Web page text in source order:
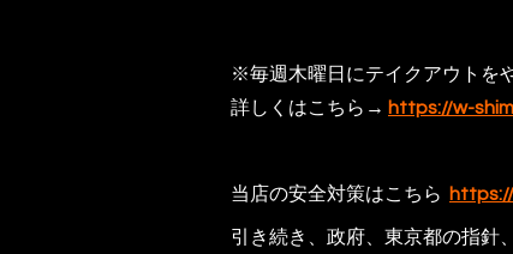
※毎週木曜日にテイクアウトを
詳しくはこちら→ https://w-
当店の安全対策はこちら
引き続き、政府、東京都の指針